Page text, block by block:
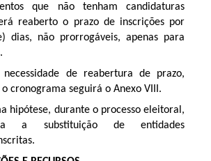
que não tenham candidaturas
reaberto o prazo de inscrições por
dias, não prorrogáveis, apenas para
necessidade de reabertura de prazo,
cronograma seguirá o Anexo VIII.
hipótese, durante o processo eleitoral,
a substituição de entidades